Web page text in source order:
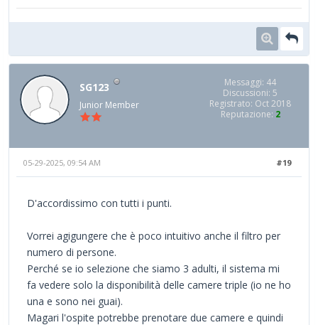
SG123
Junior Member
Messaggi: 44
Discussioni: 5
Registrato: Oct 2018
Reputazione: 2
#19
05-29-2025, 09:54 AM
D'accordissimo con tutti i punti.
Vorrei agigungere che è poco intuitivo anche il filtro per
numero di persone.
Perché se io selezione che siamo 3 adulti, il sistema mi
fa vedere solo la disponibilità delle camere triple (io ne ho
una e sono nei guai).
Magari l'ospite potrebbe prenotare due camere e quindi